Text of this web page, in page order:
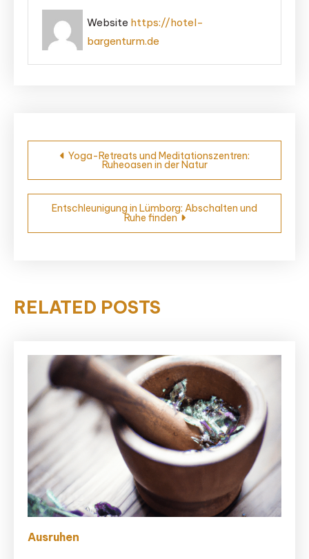
Website https://hotel-
bargenturm.de
Beitragsnavigation
Yoga-Retreats und Meditationszentren:
Ruheoasen in der Natur
Entschleunigung in Lümborg: Abschalten und
Ruhe finden
RELATED POSTS
Ausruhen